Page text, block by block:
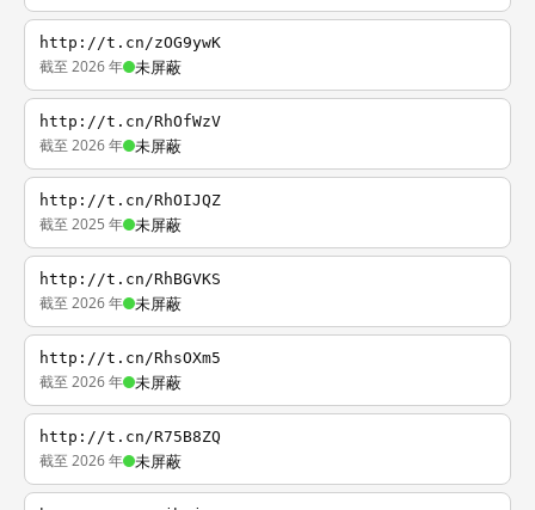
http://t.cn/zOG9ywK
截至 2026 年 未屏蔽
http://t.cn/RhOfWzV
截至 2026 年 未屏蔽
http://t.cn/RhOIJQZ
截至 2025 年 未屏蔽
http://t.cn/RhBGVKS
截至 2026 年 未屏蔽
http://t.cn/RhsOXm5
截至 2026 年 未屏蔽
http://t.cn/R75B8ZQ
截至 2026 年 未屏蔽